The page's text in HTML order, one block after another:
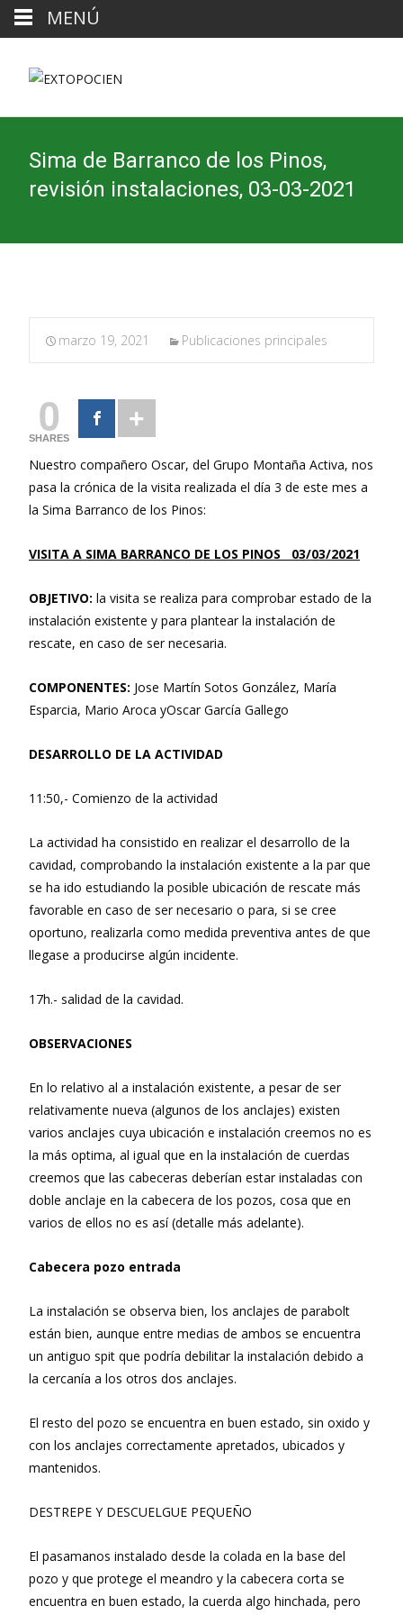
Sima de Barranco de los Pinos,
revisión instalaciones, 03-03-2021
marzo 19, 2021 Publicaciones principales
0
SHARES
Nuestro compañero Oscar, del Grupo Montaña Activa, nos
pasa la crónica de la visita realizada el día 3 de este mes a
la Sima Barranco de los Pinos:
VISITA A SIMA BARRANCO DE LOS PINOS 03/03/2021
OBJETIVO: la visita se realiza para comprobar estado de la
instalación existente y para plantear la instalación de
rescate, en caso de ser necesaria.
COMPONENTES: Jose Martín Sotos González, María
Esparcia, Mario Aroca yOscar García Gallego
DESARROLLO DE LA ACTIVIDAD
11:50,- Comienzo de la actividad
La actividad ha consistido en realizar el desarrollo de la
cavidad, comprobando la instalación existente a la par que
se ha ido estudiando la posible ubicación de rescate más
favorable en caso de ser necesario o para, si se cree
oportuno, realizarla como medida preventiva antes de que
llegase a producirse algún incidente.
17h.- salidad de la cavidad.
OBSERVACIONES
En lo relativo al a instalación existente, a pesar de ser
relativamente nueva (algunos de los anclajes) existen
varios anclajes cuya ubicación e instalación creemos no es
la más optima, al igual que en la instalación de cuerdas
creemos que las cabeceras deberían estar instaladas con
doble anclaje en la cabecera de los pozos, cosa que en
varios de ellos no es así (detalle más adelante).
Cabecera pozo entrada
La instalación se observa bien, los anclajes de parabolt
están bien, aunque entre medias de ambos se encuentra
un antiguo spit que podría debilitar la instalación debido a
la cercanía a los otros dos anclajes.
El resto del pozo se encuentra en buen estado, sin oxido y
con los anclajes correctamente apretados, ubicados y
mantenidos.
DESTREPE Y DESCUELGUE PEQUEÑO
El pasamanos instalado desde la colada en la base del
pozo y que protege el meandro y la cabecera corta se
encuentra en buen estado, la cuerda algo hinchada, pero
MENÚ